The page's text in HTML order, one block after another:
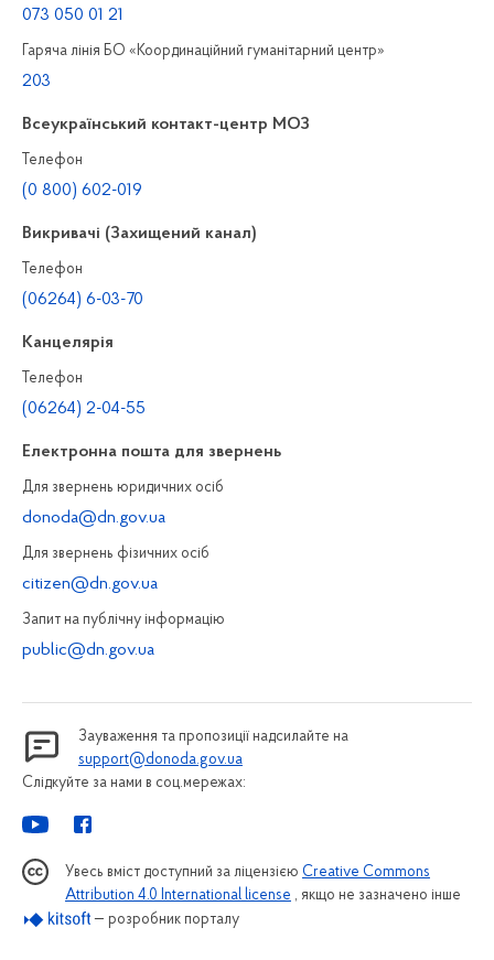
073 050 01 21
Гаряча лінія БО «Координаційний гуманітарний центр»
203
Всеукраїнський контакт-центр МОЗ
Телефон
(0 800) 602-019
Викривачі (Захищений канал)
Телефон
(06264) 6-03-70
Канцелярiя
Телефон
(06264) 2-04-55
Електронна пошта для звернень
Для звернень юридичних осiб
donoda@dn.gov.ua
Для звернень фізичних осiб
citizen@dn.gov.ua
Запит на публiчну інформацiю
public@dn.gov.ua
Зауваження та пропозиції надсилайте на
support@donoda.gov.ua
Слідкуйте за нами в соц.мережах:
Увесь вміст доступний за ліцензією Creative Commons
Attribution 4.0 International license , якщо не зазначено інше
— розробник порталу